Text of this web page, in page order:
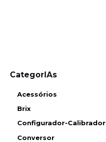
CategorIAs
Acessórios
Brix
Configurador-Calibrador
Conversor